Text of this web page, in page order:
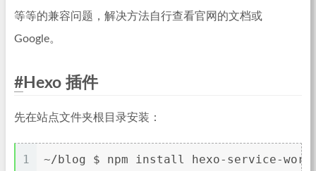
等等的兼容问题，解决方法自行查看官网的文档或
Google。
# Hexo 插件
先在站点文件夹根目录安装：
1 ~/blog $ npm install hexo-service-